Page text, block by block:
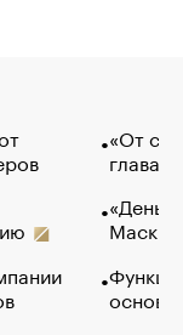
«От
глава
Маск в
основ